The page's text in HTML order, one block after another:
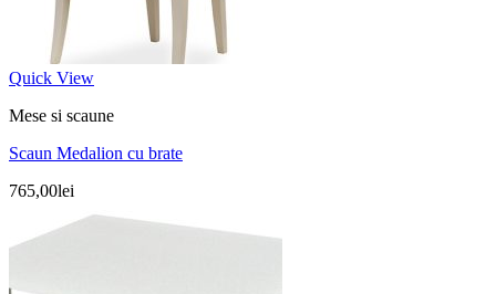
Quick View
Mese si scaune
Scaun Medalion cu brate
765,00lei